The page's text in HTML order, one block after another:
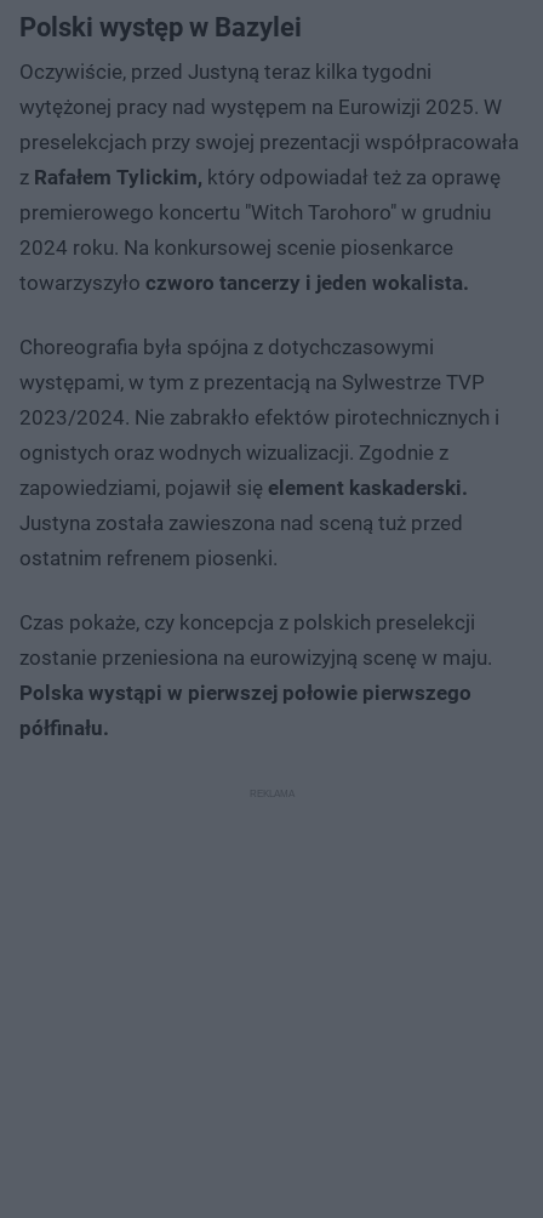
Polski występ w Bazylei
Oczywiście, przed Justyną teraz kilka tygodni
wytężonej pracy nad występem na Eurowizji 2025. W
preselekcjach przy swojej prezentacji współpracowała
z Rafałem Tylickim, który odpowiadał też za oprawę
premierowego koncertu "Witch Tarohoro" w grudniu
2024 roku. Na konkursowej scenie piosenkarce
towarzyszyło czworo tancerzy i jeden wokalista.
Choreografia była spójna z dotychczasowymi
występami, w tym z prezentacją na Sylwestrze TVP
2023/2024. Nie zabrakło efektów pirotechnicznych i
ognistych oraz wodnych wizualizacji. Zgodnie z
zapowiedziami, pojawił się element kaskaderski.
Justyna została zawieszona nad sceną tuż przed
ostatnim refrenem piosenki.
Czas pokaże, czy koncepcja z polskich preselekcji
zostanie przeniesiona na eurowizyjną scenę w maju.
Polska wystąpi w pierwszej połowie pierwszego
półfinału.